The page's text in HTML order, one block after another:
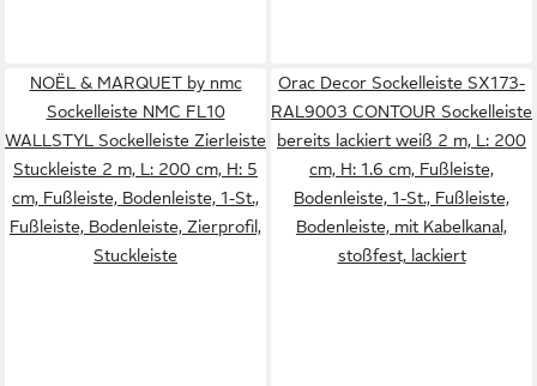
NOËL & MARQUET by nmc
Sockelleiste NMC FL10
WALLSTYL Sockelleiste Zierleiste
Stuckleiste 2 m, L: 200 cm, H: 5
cm, Fußleiste, Bodenleiste, 1-St.,
Fußleiste, Bodenleiste, Zierprofil,
Stuckleiste
Orac Decor Sockelleiste SX173-
RAL9003 CONTOUR Sockelleiste
bereits lackiert weiß 2 m, L: 200
cm, H: 1.6 cm, Fußleiste,
Bodenleiste, 1-St., Fußleiste,
Bodenleiste, mit Kabelkanal,
stoßfest, lackiert